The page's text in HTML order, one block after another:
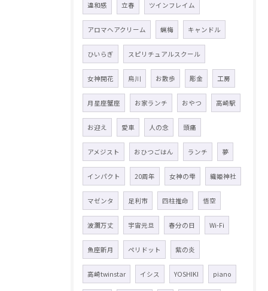
違和感 立春 ツインフレイム
アロマヘアクリーム 蝋梅 キャンドル
ひいらぎ スピリチュアルスクール
女神開花 烏川 お散歩 彫金 工房
月星座蟹座 お家ランチ おやつ 高崎駅
お迎え 愛車 人の念 頭痛
アメジスト おひつごはん ランチ 夢
インパクト 20周年 女神の雫 織姫神社
マゼンタ 足利市 四柱推命 悟空
波瀾万丈 宇宙元旦 春分の日 Wi-Fi
魚座新月 ペリドット 紫の炎
高崎twinstar イシス YOSHIKI piano